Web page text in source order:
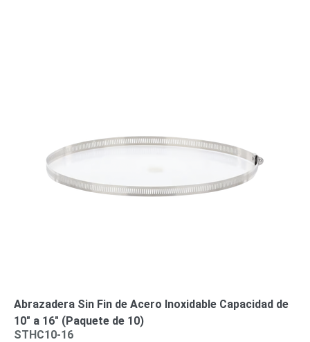
Abrazadera Sin Fin de Acero Inoxidable Capacidad de
10″ a 16″ (Paquete de 10)
STHC10-16